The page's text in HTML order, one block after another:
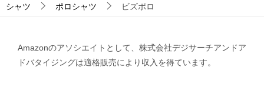
シャツ ポロシャツ ビズポロ
Amazonのアソシエイトとして、株式会社デジサーチアンドア
ドバタイジングは適格販売により収入を得ています。